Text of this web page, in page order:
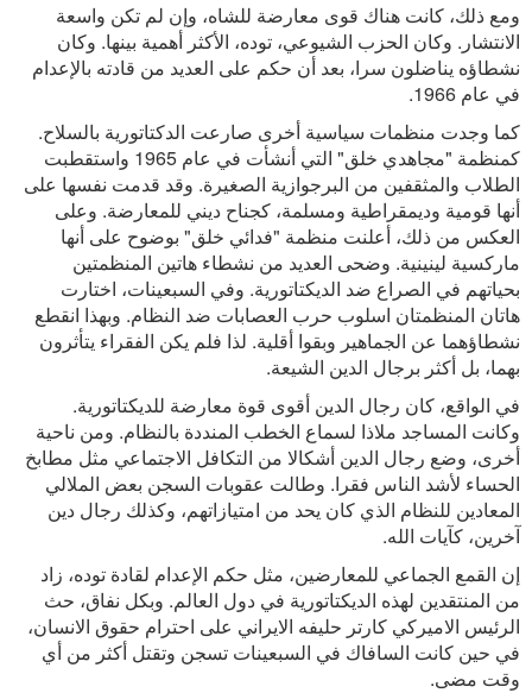
ومع ذلك، كانت هناك قوى معارضة للشاه، وإن لم تكن واسعة
الانتشار. وكان الحزب الشيوعي، توده، الأكثر أهمية بينها. وكان
نشطاؤه يناضلون سرا، بعد أن حكم على العديد من قادته بالإعدام
في عام 1966.
كما وجدت منظمات سياسية أخرى صارعت الدكتاتورية بالسلاح.
كمنظمة "مجاهدي خلق" التي أنشأت في عام 1965 واستقطبت
الطلاب والمثقفين من البرجوازية الصغيرة. وقد قدمت نفسها على
أنها قومية وديمقراطية ومسلمة، كجناح ديني للمعارضة. وعلى
العكس من ذلك، أعلنت منظمة "فدائي خلق" بوضوح على أنها
ماركسية لينينية. وضحى العديد من نشطاء هاتين المنظمتين
بحياتهم في الصراع ضد الديكتاتورية. وفي السبعينات، اختارت
هاتان المنظمتان اسلوب حرب العصابات ضد النظام. وبهذا انقطع
نشطاؤهما عن الجماهير وبقوا أقلية. لذا فلم يكن الفقراء يتأثرون
بهما، بل أكثر برجال الدين الشيعة.
في الواقع، كان رجال الدين أقوى قوة معارضة للديكتاتورية.
وكانت المساجد ملاذا لسماع الخطب المنددة بالنظام. ومن ناحية
أخرى، وضع رجال الدين أشكالا من التكافل الاجتماعي مثل مطابخ
الحساء لأشد الناس فقرا. وطالت عقوبات السجن بعض الملالي
المعادين للنظام الذي كان يحد من امتيازاتهم، وكذلك رجال دين
آخرين، كآيات الله.
إن القمع الجماعي للمعارضين، مثل حكم الإعدام لقادة توده، زاد
من المنتقدين لهذه الديكتاتورية في دول العالم. وبكل نفاق، حث
الرئيس الاميركي كارتر حليفه الايراني على احترام حقوق الانسان،
في حين كانت السافاك في السبعينات تسجن وتقتل أكثر من أي
وقت مضى.